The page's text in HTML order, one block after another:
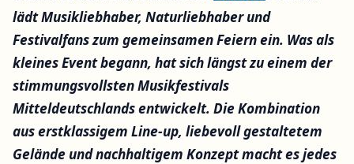
lädt Musikliebhaber, Naturliebhaber und
Festivalfans zum gemeinsamen Feiern ein. Was als
kleines Event begann, hat sich längst zu einem der
stimmungsvollsten Musikfestivals
Mitteldeutschlands entwickelt. Die Kombination
aus erstklassigem Line-up, liebevoll gestaltetem
Gelände und nachhaltigem Konzept macht es jedes